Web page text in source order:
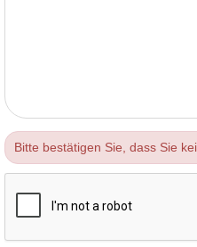
Bitte bestätigen Sie, dass Sie